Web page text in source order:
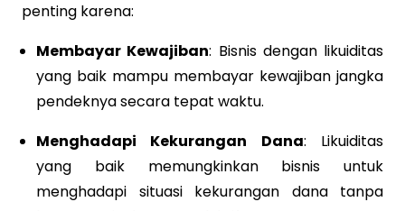
penting karena:
Membayar Kewajiban: Bisnis dengan likuiditas
yang baik mampu membayar kewajiban jangka
pendeknya secara tepat waktu.
Menghadapi Kekurangan Dana: Likuiditas
yang baik memungkinkan bisnis untuk
menghadapi situasi kekurangan dana tanpa